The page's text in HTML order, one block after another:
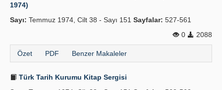
1974)
Sayı: Temmuz 1974, Cilt 38 - Sayı 151 Sayfalar: 527-561
0
2088
Özet PDF Benzer Makaleler
Türk Tarih Kurumu Kitap Sergisi